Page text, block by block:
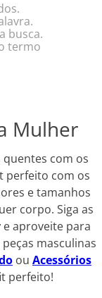
busca.
termo
Mulher
quentes com os
perfeito com os
e tamanhos
corpo. Siga as
e aproveite para
masculinas
ou Acessórios
perfeito!